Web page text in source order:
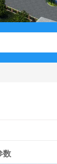
数